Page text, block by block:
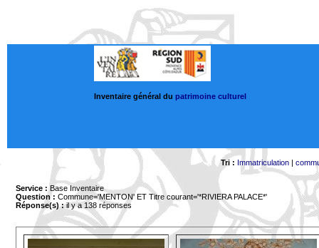
Inventaire général du patrimoine culturel
Tri : Immatriculation|
Service : Base Inventaire
Question : Commune='MENTON' ET Titre courant='*RIVIERA PALACE*'
Réponse(s) :il y a 138 réponses